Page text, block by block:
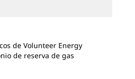
de Volunteer Energy
de reserva de gas